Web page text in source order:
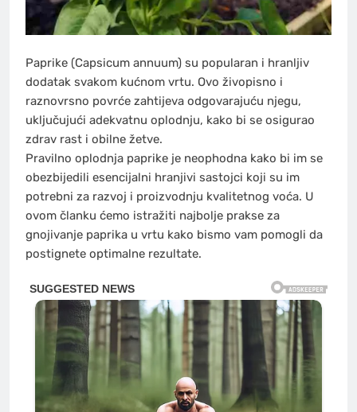
Paprike (Capsicum annuum) su popularan i hranljiv
dodatak svakom kućnom vrtu. Ovo živopisno i
raznovrsno povrće zahtijeva odgovarajuću njegu,
uključujući adekvatnu oplodnju, kako bi se osigurao
zdrav rast i obilne žetve.
Pravilno oplodnja paprike je neophodna kako bi im se
obezbijedili esencijalni hranjivi sastojci koji su im
potrebni za razvoj i proizvodnju kvalitetnog voća. U
ovom članku ćemo istražiti najbolje prakse za
gnojivanje paprika u vrtu kako bismo vam pomogli da
postignete optimalne rezultate.